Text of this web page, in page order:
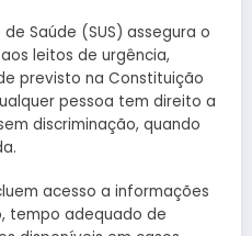
Saúde (SUS) assegura o
leitos de urgência,
previsto na Constituição
pessoa tem direito a
discriminação, quando
acesso a informações
tempo adequado de